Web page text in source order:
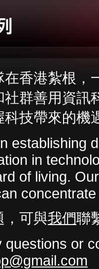
在香港紮根，
群善用資訊
技帶來的機
establishing
in
of living.
，可與我們聯
questions or